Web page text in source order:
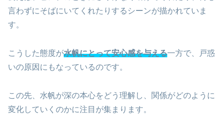
言わずにそばにいてくれたりするシーンが描かれていま
す。
こうした態度が水帆にとって安心感を与える一方で、戸惑
いの原因にもなっているのです。
この先、水帆が深の本心をどう理解し、関係がどのように
変化していくのかに注目が集まります。